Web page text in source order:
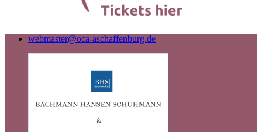
webmaster@oca-aschaffenburg.de